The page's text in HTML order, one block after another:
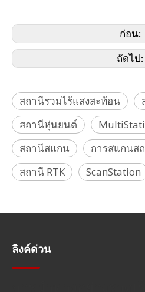
ก่อน:
ถัดไป:
สถานีรวมไร้แสงสะท้อน
สถานีหุ่นยนต์
สถานีสแกน
การสแกนส
สถานี RTK
ScanStation
ลิงค์ด่วน